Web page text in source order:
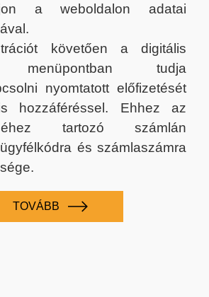
a weboldalon adatai
követően a digitális
menüpontban tudja
nyomtatott előfizetését
hozzáféréssel. Ehhez az
tartozó számlán
és számlaszámra
TOVÁBB